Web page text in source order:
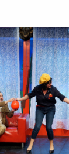
hirdetés